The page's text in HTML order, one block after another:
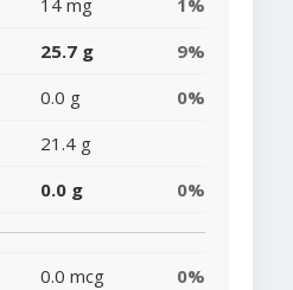
14 mg
1%
25.7 g
9%
0.0 g
0%
21.4 g
0.0 g 0%
0.0 mcg
0%